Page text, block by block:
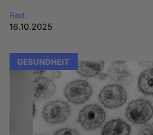
Red.
16.10.2025
GESUNDHEIT